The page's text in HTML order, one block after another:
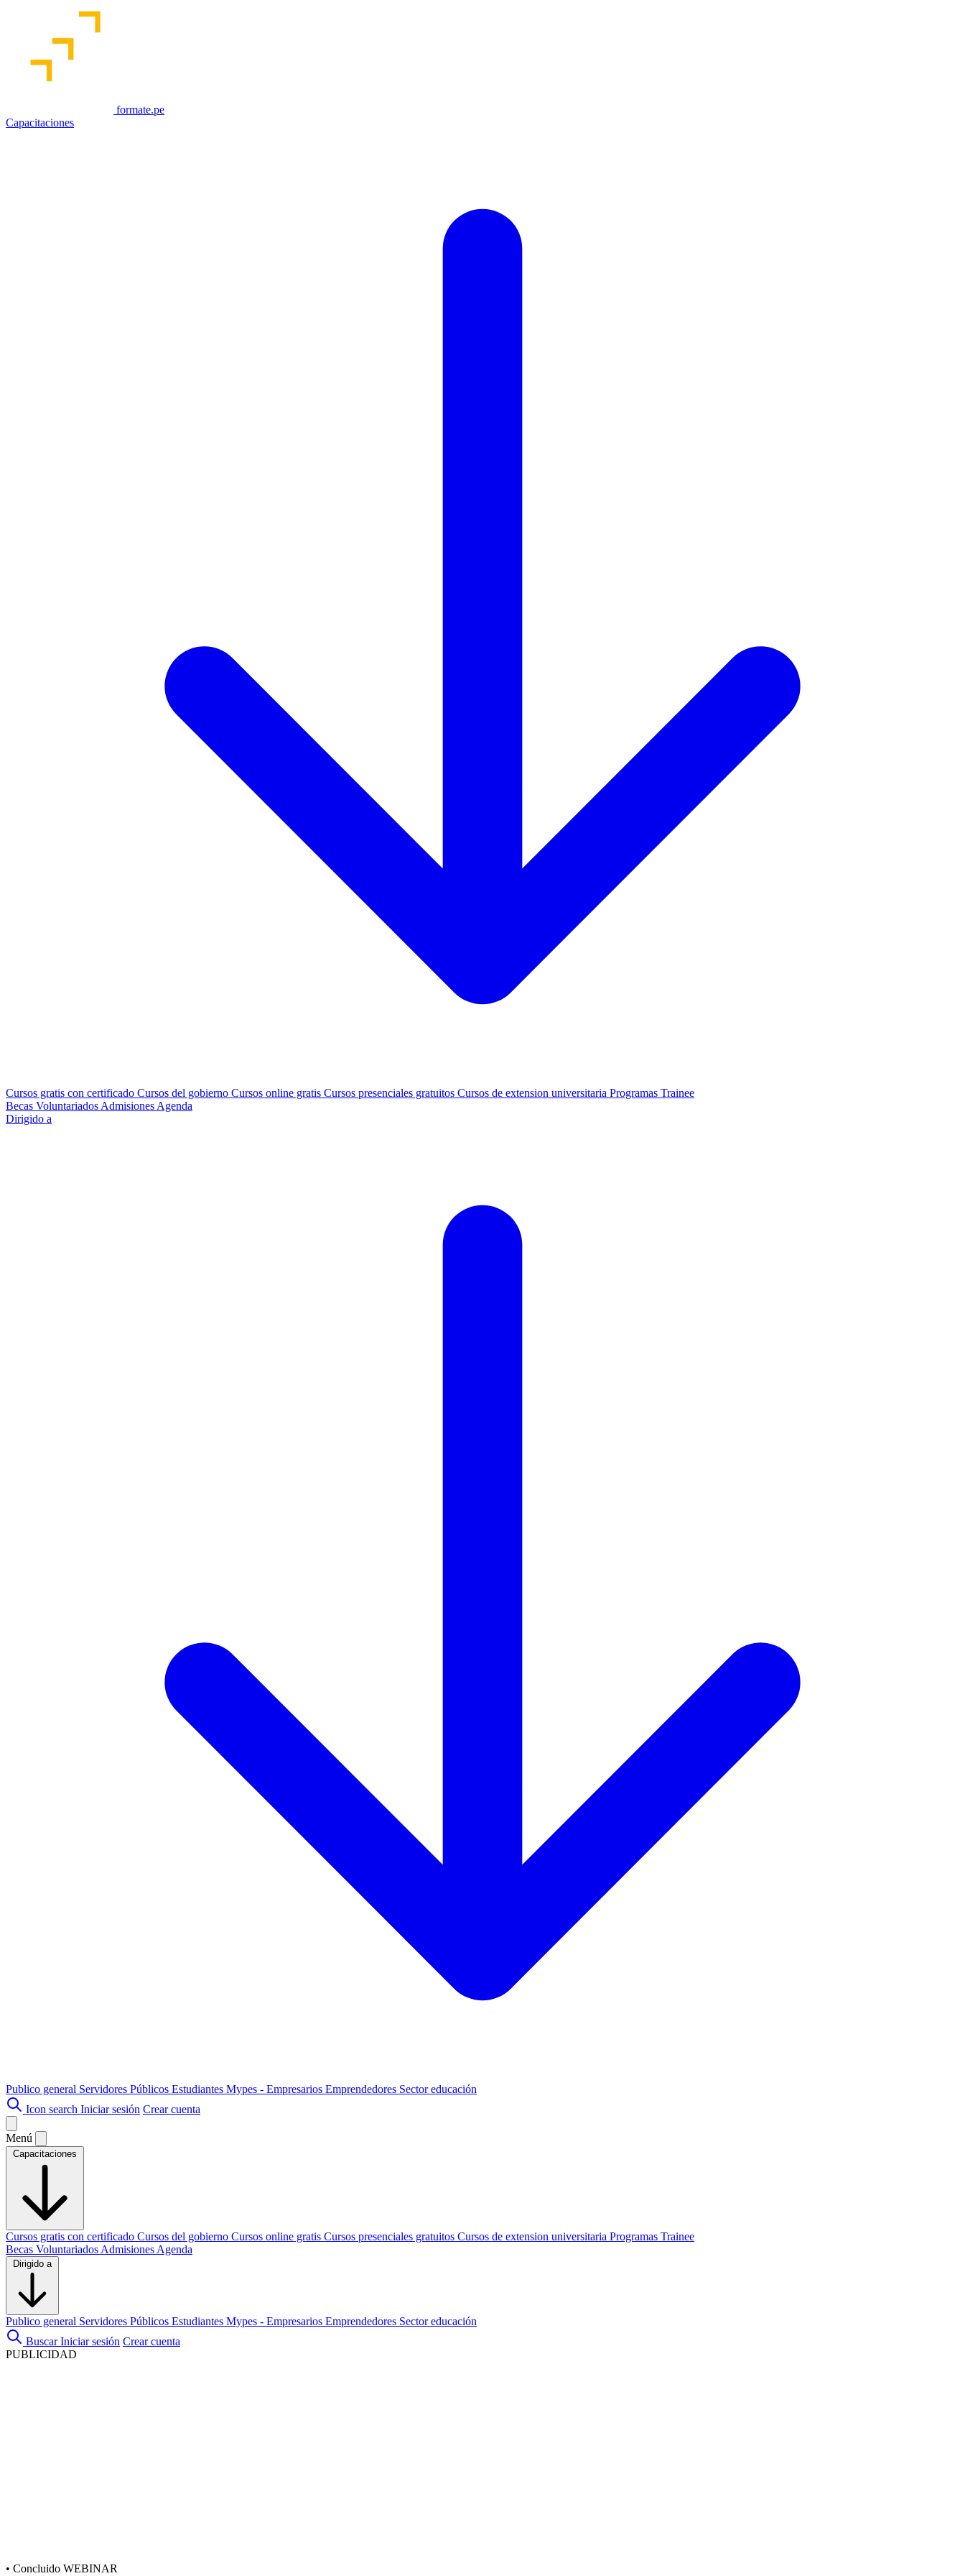
formate.pe
Capacitaciones
Cursos gratis con certificado Cursos del gobierno Cursos online gratis Cursos presenciales gratuitos Cursos de extension universitaria Programas Trainee
Becas Voluntariados Admisiones Agenda
Dirigido a
Publico general Servidores Públicos Estudiantes Mypes - Empresarios Emprendedores Sector educación
Icon search Iniciar sesión Crear cuenta
Menú
Capacitaciones
Cursos gratis con certificado Cursos del gobierno Cursos online gratis Cursos presenciales gratuitos Cursos de extension universitaria Programas Trainee
Becas Voluntariados Admisiones Agenda
Dirigido a
Publico general Servidores Públicos Estudiantes Mypes - Empresarios Emprendedores Sector educación
Buscar Iniciar sesión Crear cuenta
PUBLICIDAD
• Concluido WEBINAR